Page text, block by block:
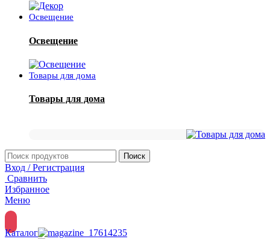
Освещение
Освещение
Товары для дома
Товары для дома
Поиск
Вход / Регистрация
Сравнить
Избранное
Меню
Каталог